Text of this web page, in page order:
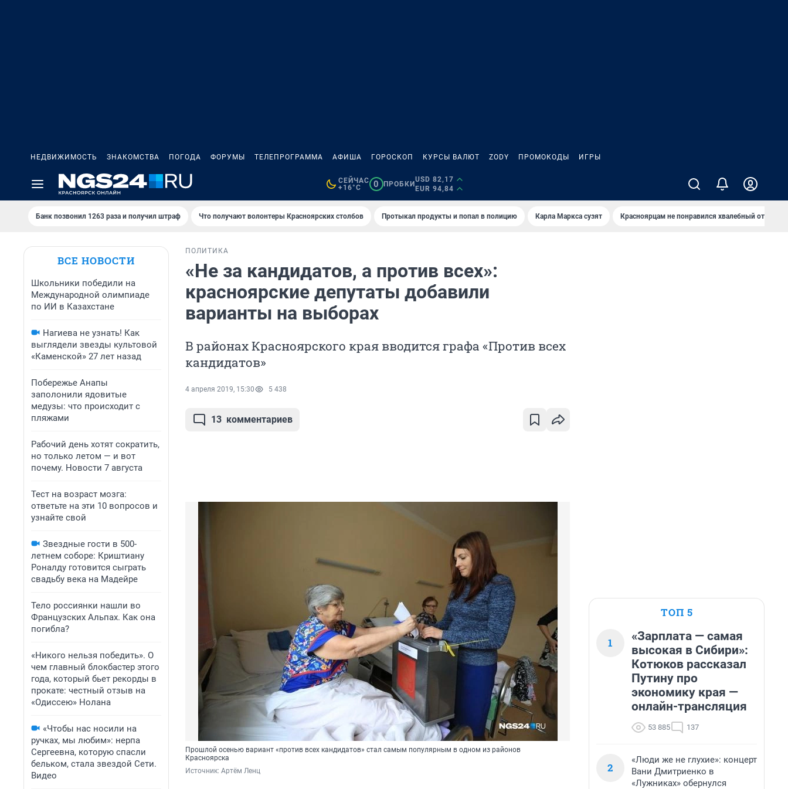
НЕДВИЖИМОСТЬ ЗНАКОМСТВА ПОГОДА ФОРУМЫ ТЕЛЕПРОГРАММА АФИША ГОРОСКОП КУРСЫ ВАЛЮТ ZODY ПРОМОКОДЫ ИГРЫ
СЕЙЧАС
+16°C
0 ПРОБКИ
USD 82,17
EUR 94,84
Банк позвонил 1263 раза и получил штраф Что получают волонтеры Красноярских столбов Протыкал продукты и попал в полицию Карла Маркса сузят Красноярцам не понравился хвалебный отзыв о
ВСЕ НОВОСТИ
Школьники победили на
Международной олимпиаде
по ИИ в Казахстане
Нагиева не узнать! Как
выглядели звезды культовой
«Каменской» 27 лет назад
Побережье Анапы
заполонили ядовитые
медузы: что происходит с
пляжами
Рабочий день хотят сократить,
но только летом — и вот
почему. Новости 7 августа
Тест на возраст мозга:
ответьте на эти 10 вопросов и
узнайте свой
Звездные гости в 500-
летнем соборе: Криштиану
Роналду готовится сыграть
свадьбу века на Мадейре
Тело россиянки нашли во
Французских Альпах. Как она
погибла?
«Никого нельзя победить». О
чем главный блокбастер этого
года, который бьет рекорды в
прокате: честный отзыв на
«Одиссею» Нолана
«Чтобы нас носили на
ручках, мы любим»: нерпа
Сергеевна, которую спасли
бельком, стала звездой Сети.
Видео
ПОЛИТИКА
«Не за кандидатов, а против всех»:
красноярские депутаты добавили
варианты на выборах
В районах Красноярского края вводится графа «Против всех
кандидатов»
4 апреля 2019, 15:30 5 438
13 комментариев
Прошлой осенью вариант «против всех кандидатов» стал самым популярным в одном из районов
Красноярска
Источник: Артём Ленц
ТОП 5
1
«Зарплата — самая
высокая в Сибири»:
Котюков рассказал
Путину про
экономику края —
онлайн-трансляция
53 885 137
2
«Люди же не глухие»: концерт
Вани Дмитриенко в
«Лужниках» обернулся